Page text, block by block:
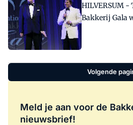
HILVERSUM -
Bakkerij Gala
bijzondere
Spelen in
Volgende
Meld je aan voor de
nieuwsbrief!